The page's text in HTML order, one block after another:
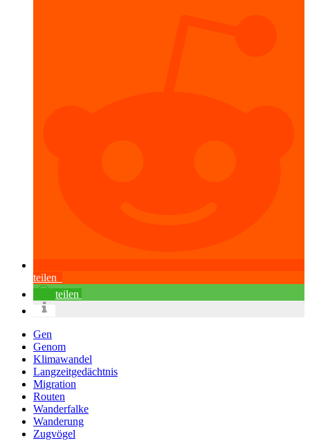
teilen
teilen
Gen
Genom
Klimawandel
Langzeitgedächtnis
Migration
Routen
Wanderfalke
Wanderung
Zugvögel